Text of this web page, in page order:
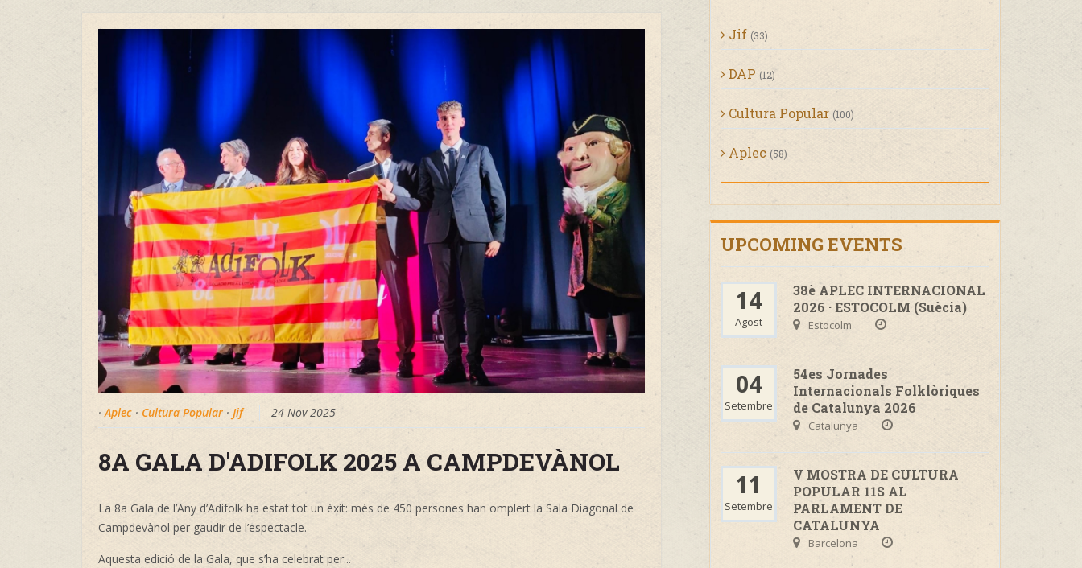
·Aplec · Cultura Popular · Jif 24 Nov 2025
8A GALA D'ADIFOLK 2025 A CAMPDEVÀNOL
La 8a Gala de l’Any d’Adifolk ha estat tot un èxit: més de 450 persones han omplert la Sala Diagonal de
Campdevànol per gaudir de l’espectacle.
Aquesta edició de la Gala, que s’ha celebrat per...
Jif (33)
DAP (12)
Cultura Popular (100)
Aplec (58)
UPCOMING EVENTS
14
Agost
38è APLEC INTERNACIONAL
2026 · ESTOCOLM (Suècia)
Estocolm
04
Setembre
54es Jornades
Internacionals Folklòriques
de Catalunya 2026
Catalunya
11
Setembre
V MOSTRA DE CULTURA
POPULAR 11S AL
PARLAMENT DE
CATALUNYA
Barcelona